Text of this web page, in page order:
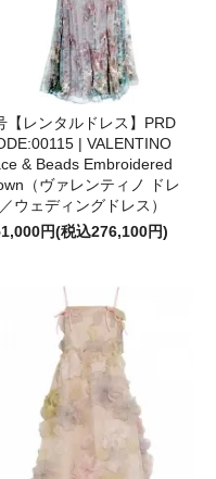
【レンタルドレス】PRD
| VALENTINO
& Beads Embroidered
（ヴァレンティノ ドレ
ウェディングドレス）
円(税込276,100円)